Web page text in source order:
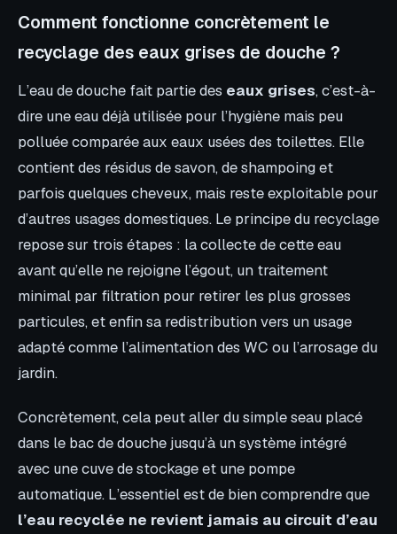
Comment fonctionne concrètement le
recyclage des eaux grises de douche ?
L’eau de douche fait partie des eaux grises, c’est-à-
dire une eau déjà utilisée pour l’hygiène mais peu
polluée comparée aux eaux usées des toilettes. Elle
contient des résidus de savon, de shampoing et
parfois quelques cheveux, mais reste exploitable pour
d’autres usages domestiques. Le principe du recyclage
repose sur trois étapes : la collecte de cette eau
avant qu’elle ne rejoigne l’égout, un traitement
minimal par filtration pour retirer les plus grosses
particules, et enfin sa redistribution vers un usage
adapté comme l’alimentation des WC ou l’arrosage du
jardin.
Concrètement, cela peut aller du simple seau placé
dans le bac de douche jusqu’à un système intégré
avec une cuve de stockage et une pompe
automatique. L’essentiel est de bien comprendre que
l’eau recyclée ne revient jamais au circuit d’eau